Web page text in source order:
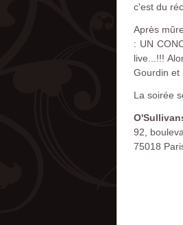
c'est du
Après
: UN
live...!!!
Gourdin et
La soirée
92,
75018